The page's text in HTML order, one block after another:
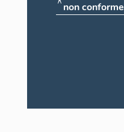
non conforme